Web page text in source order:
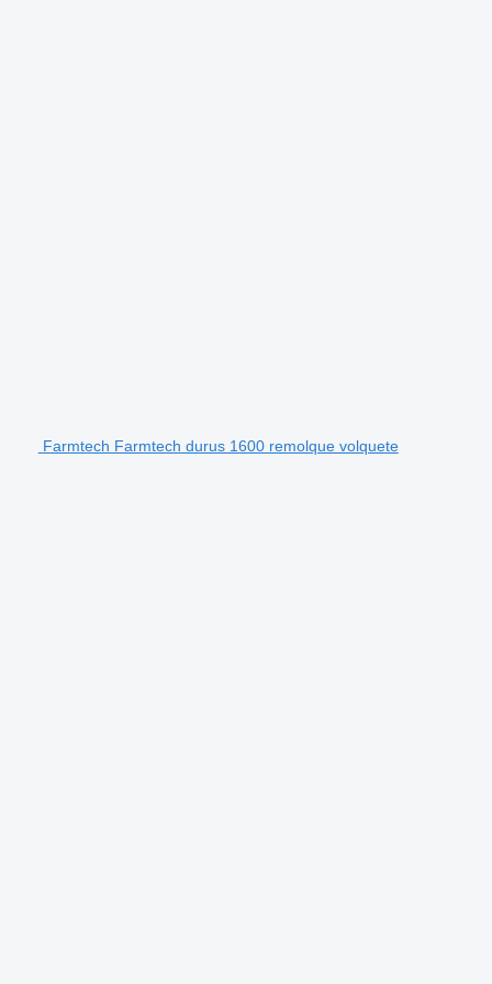
Farmtech Farmtech durus 1600 remolque volquete